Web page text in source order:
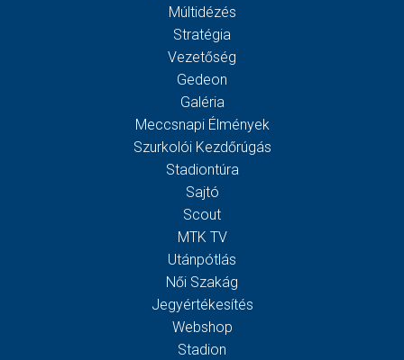
Múltidézés
Stratégia
Vezetőség
Gedeon
Galéria
Meccsnapi Élmények
Szurkolói Kezdőrúgás
Stadiontúra
Sajtó
Scout
MTK TV
Utánpótlás
Női Szakág
Jegyértékesítés
Webshop
Stadion